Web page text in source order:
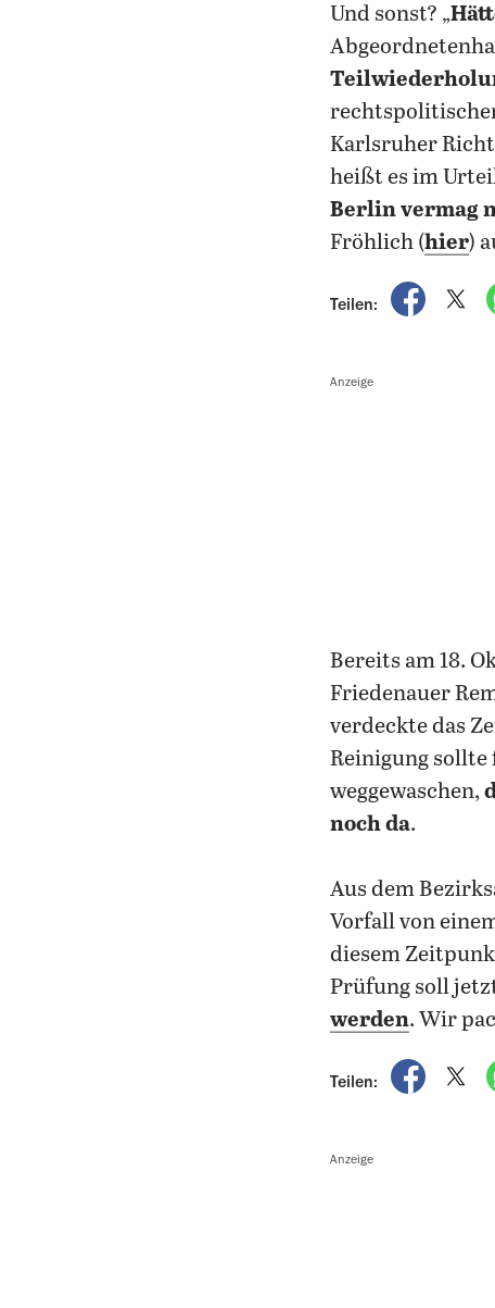
Und sonst? „
Karlsruher
heißt es im
Berlin vermag
Fröhlich (hier)
Teilen:
auf
Anzeige
Bereits am 18.
Friedenauer
verdeckte das
Reinigung sollte
weggewaschen,
noch da.
Aus dem
Vorfall von
diesem
Prüfung soll
werden. Wir
Teilen:
auf
Anzeige